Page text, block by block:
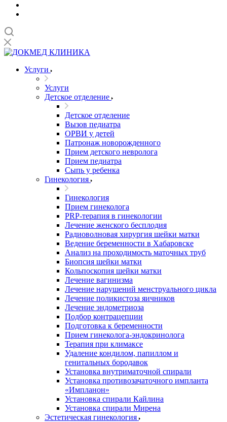
Услуги
Услуги
Детское отделение
Детское отделение
Вызов педиатра
ОРВИ у детей
Патронаж новорожденного
Прием детского невролога
Прием педиатра
Сыпь у ребенка
Гинекология
Гинекология
Прием гинеколога
PRP-терапия в гинекологии
Лечение женского бесплодия
Радиоволновая хирургия шейки матки
Ведение беременности в Хабаровске
Анализ на проходимость маточных труб
Биопсия шейки матки
Кольпоскопия шейки матки
Лечение вагинизма
Лечение нарушений менструального цикла
Лечение поликистоза яичников
Лечение эндометриоза
Подбор контрацепции
Подготовка к беременности
Прием гинеколога-эндокринолога
Терапия при климаксе
Удаление кондилом, папиллом и
генитальных бородавок
Установка внутриматочной спирали
Установка противозачаточного импланта
«Импланон»
Установка спирали Кайлина
Установка спирали Мирена
Эстетическая гинекология